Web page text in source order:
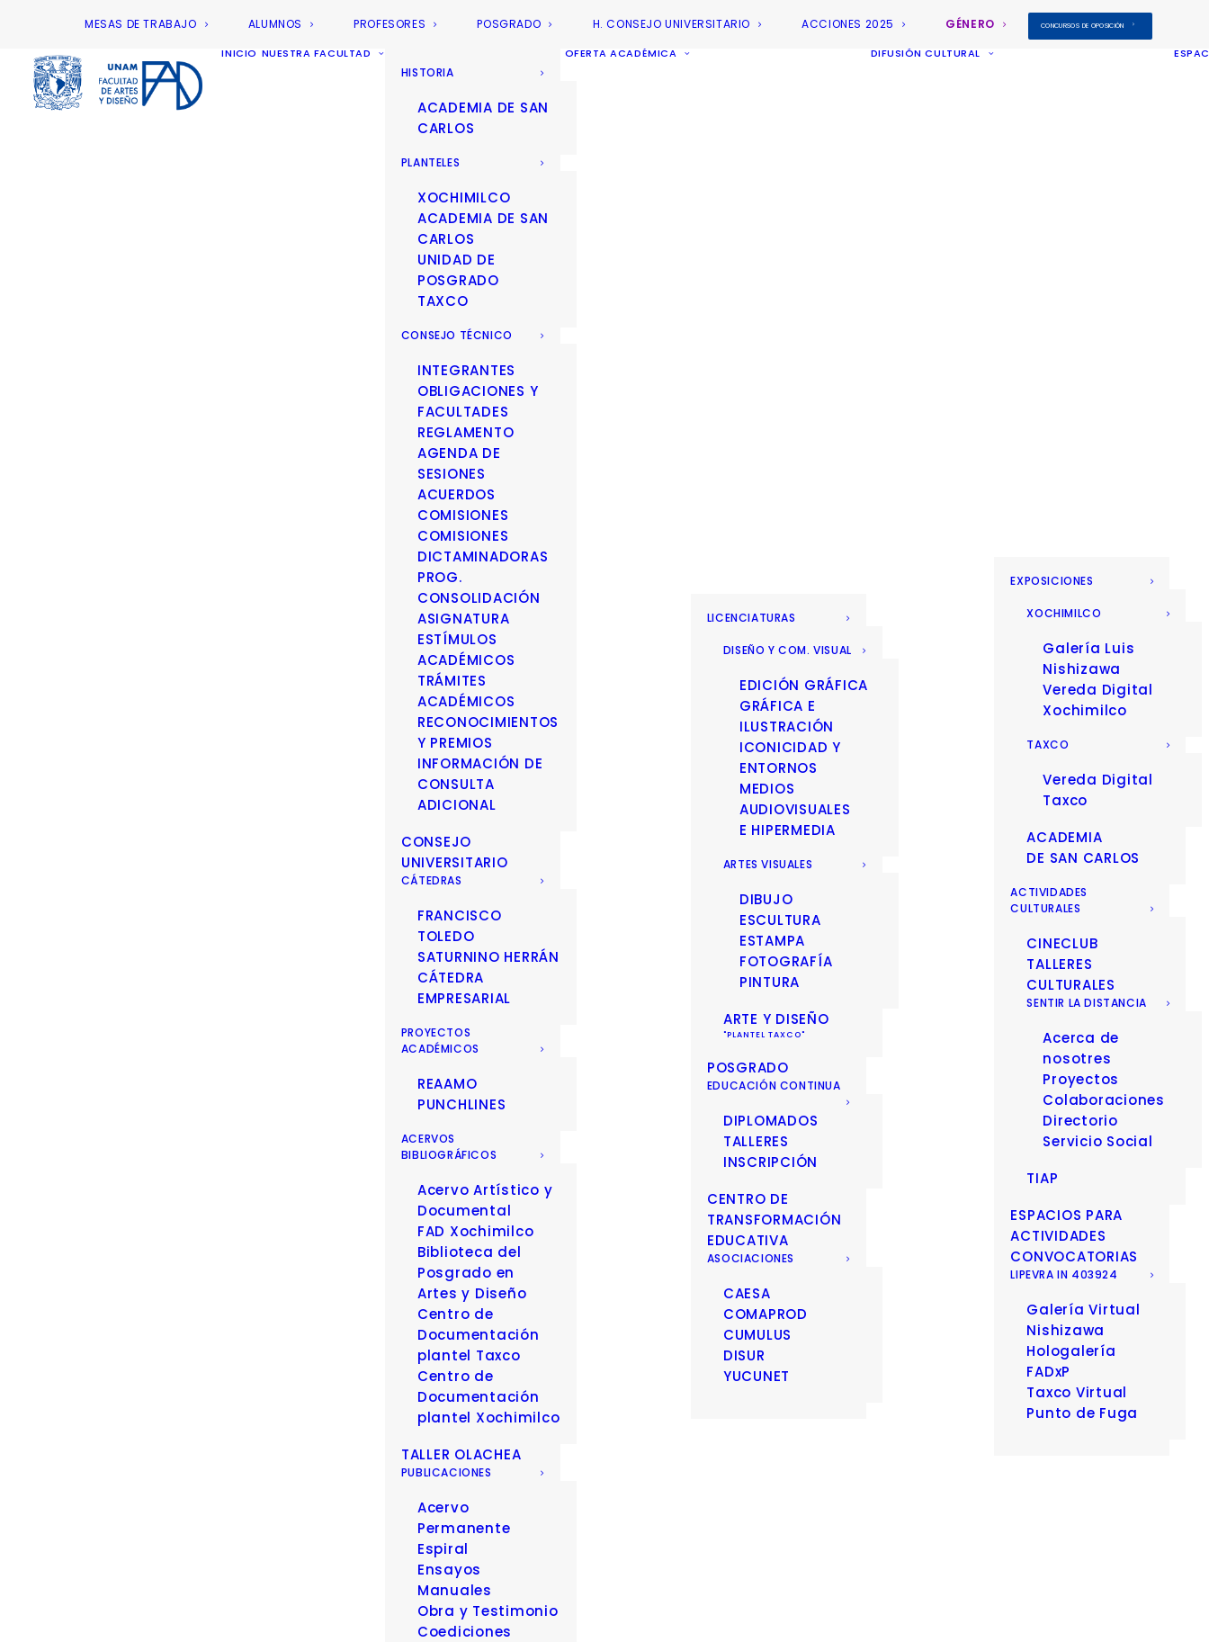
MESAS DE TRABAJO ALUMNOS PROFESORES POSGRADO H. CONSEJO UNIVERSITARIO ACCIONES 2025 GÉNERO CONCURSOS DE OPOSICIÓN
INICIO NUESTRA FACULTAD
HISTORIA
ACADEMIA DE SAN
CARLOS
PLANTELES
XOCHIMILCO
ACADEMIA DE SAN
CARLOS
UNIDAD DE
POSGRADO
TAXCO
CONSEJO TÉCNICO
INTEGRANTES
OBLIGACIONES Y
FACULTADES
REGLAMENTO
AGENDA DE
SESIONES
ACUERDOS
COMISIONES
COMISIONES
DICTAMINADORAS
PROG.
CONSOLIDACIÓN
ASIGNATURA
ESTÍMULOS
ACADÉMICOS
TRÁMITES
ACADÉMICOS
RECONOCIMIENTOS
Y PREMIOS
INFORMACIÓN DE
CONSULTA
ADICIONAL
CONSEJO
UNIVERSITARIO
CÁTEDRAS
FRANCISCO
TOLEDO
SATURNINO HERRÁN
CÁTEDRA
EMPRESARIAL
PROYECTOS
ACADÉMICOS
REAAMO
PUNCHLINES
ACERVOS
BIBLIOGRÁFICOS
Acervo Artístico y
Documental
FAD Xochimilco
Biblioteca del
Posgrado en
Artes y Diseño
Centro de
Documentación
plantel Taxco
Centro de
Documentación
plantel Xochimilco
TALLER OLACHEA
PUBLICACIONES
Acervo
Permanente
Espiral
Ensayos
Manuales
Obra y Testimonio
Coediciones
OFERTA ACADÉMICA
LICENCIATURAS
DISEÑO Y COM. VISUAL
EDICIÓN GRÁFICA
GRÁFICA E
ILUSTRACIÓN
ICONICIDAD Y
ENTORNOS
MEDIOS
AUDIOVISUALES
E HIPERMEDIA
ARTES VISUALES
DIBUJO
ESCULTURA
ESTAMPA
FOTOGRAFÍA
PINTURA
ARTE Y DISEÑO
POSGRADO
EDUCACIÓN CONTINUA
DIPLOMADOS
TALLERES
INSCRIPCIÓN
CENTRO DE
TRANSFORMACIÓN
EDUCATIVA
ASOCIACIONES
CAESA
COMAPROD
CUMULUS
DISUR
YUCUNET
DIFUSIÓN CULTURAL
EXPOSICIONES
XOCHIMILCO
Galería Luis
Nishizawa
Vereda Digital
Xochimilco
TAXCO
Vereda Digital
Taxco
ACADEMIA
DE SAN CARLOS
ACTIVIDADES
CULTURALES
CINECLUB
TALLERES
CULTURALES
SENTIR LA DISTANCIA
Acerca de
nosotres
Proyectos
Colaboraciones
Directorio
Servicio Social
TIAP
ESPACIOS PARA
ACTIVIDADES
CONVOCATORIAS
LIPEVRA IN 403924
Galería Virtual
Nishizawa
Hologalería
FADxP
Taxco Virtual
Punto de Fuga